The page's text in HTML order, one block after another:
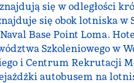
się w odległości
się obok lotniska w
Base Point Loma.
Szkoleniowego w
i Centrum Rekrutacji
autobusem na